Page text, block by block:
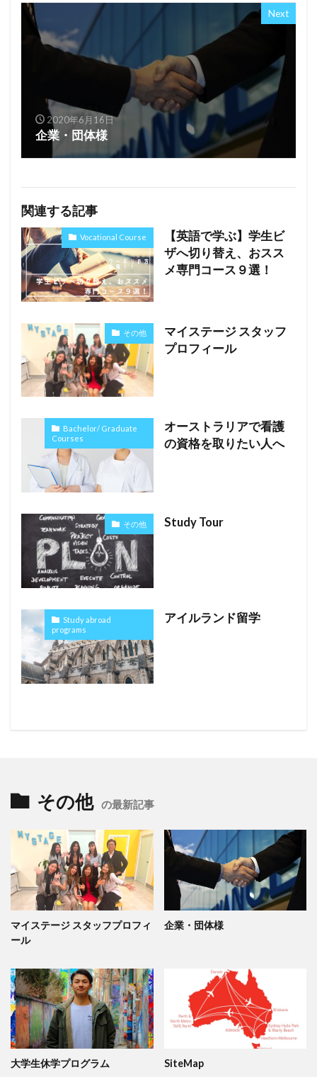
Next
2020年6月16日
企業・団体様
関連する記事
Vocational Course
【英語で学ぶ】学生ビ
ザへ切り替え、おスス
メ専門コース９選！
その他
マイステージ スタッフ
プロフィール
Bachelor/ Graduate
Courses
オーストラリアで看護
の資格を取りたい人へ
その他 Study Tour
Study abroad
programs
アイルランド留学
その他 の最新記事
マイステージ スタッフプロフィ
ール
企業・団体様
大学生休学プログラム SiteMap